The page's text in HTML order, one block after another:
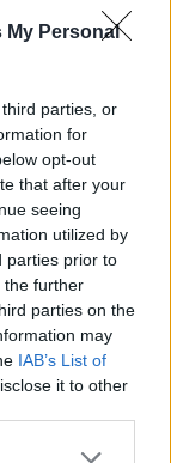
My Personal
parties, or
for
opt-out
that after your
seeing
utilized by
parties prior to
the further
parties on the
may
IAB’s List of
it to other
more Google
éve látható a
darabban is
azonban
1:22